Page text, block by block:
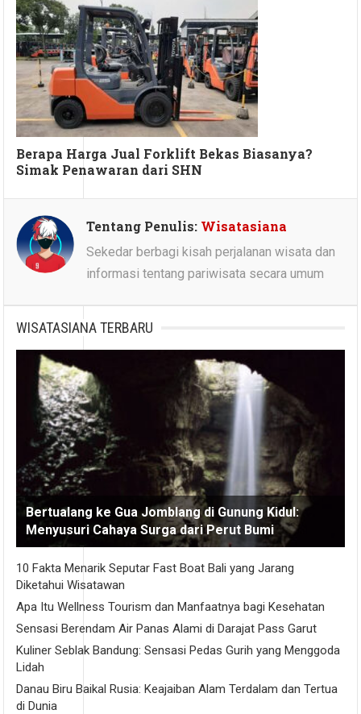
Berapa Harga Jual Forklift Bekas Biasanya?
Simak Penawaran dari SHN
Tentang Penulis: Wisatasiana
Sekedar berbagi kisah perjalanan wisata dan
informasi tentang pariwisata secara umum
WISATASIANA TERBARU
Bertualang ke Gua Jomblang di Gunung Kidul:
Menyusuri Cahaya Surga dari Perut Bumi
10 Fakta Menarik Seputar Fast Boat Bali yang Jarang
Diketahui Wisatawan
Apa Itu Wellness Tourism dan Manfaatnya bagi Kesehatan
Sensasi Berendam Air Panas Alami di Darajat Pass Garut
Kuliner Seblak Bandung: Sensasi Pedas Gurih yang Menggoda
Lidah
Danau Biru Baikal Rusia: Keajaiban Alam Terdalam dan Tertua
di Dunia